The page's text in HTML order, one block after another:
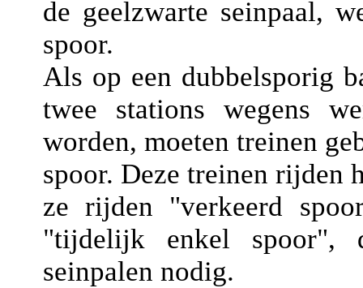
de geelzwarte seinpaal,
spoor.
Als op een dubbelsporig
twee stations wegens
worden, moeten treinen
spoor. Deze treinen rijden
ze rijden "verkeerd
"tijdelijk enkel spoor",
seinpalen nodig.